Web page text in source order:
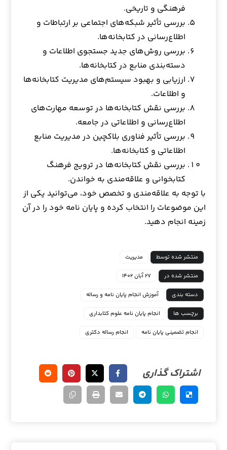
فرهنگی و تاریخی.
بررسی تأثیر شبکه‌های اجتماعی بر ارتباطات و
اطلاع‌رسانی در کتابخانه‌ها.
بررسی روش‌های جدید جستجوی اطلاعات و
دسته‌بندی منابع در کتابخانه‌ها.
ارزیابی و بهبود سیستم‌های مدیریت کتابخانه‌ها
و اطلاعات.
بررسی نقش کتابخانه‌ها در توسعه مهارت‌های
اطلاع‌رسانی و اطلاعاتی در جامعه.
بررسی تأثیر فناوری بلاکچین در مدیریت منابع
اطلاعاتی و کتابخانه‌ها.
بررسی نقش کتابخانه‌ها در ترویج فرهنگ
کتابخوانی و علاقه‌مندی به خواندن.
با توجه به علاقه‌مندی و تخصص خود، می‌توانید یکی از
این موضوعات را انتخاب کرده و پایان نامه خود را در آن
زمینه انجام دهید.
منتشر شده توسط مدیریت
منتشر شده در ۲۷ آبان ۱۴۰۲
دسته بندی آموزش انجام پایان نامه و رساله
برچسب ها انجام پایان نامه علوم کتابداری
انجام تضمینی پایان نامه انجام رساله دکتری